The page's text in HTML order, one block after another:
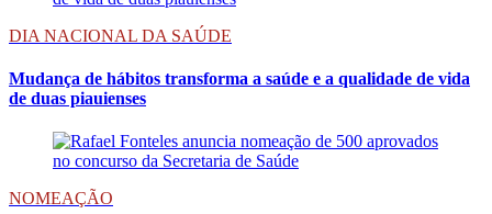
DIA NACIONAL DA SAÚDE
Mudança de hábitos transforma a saúde e a qualidade de vida
de duas piauienses
NOMEAÇÃO